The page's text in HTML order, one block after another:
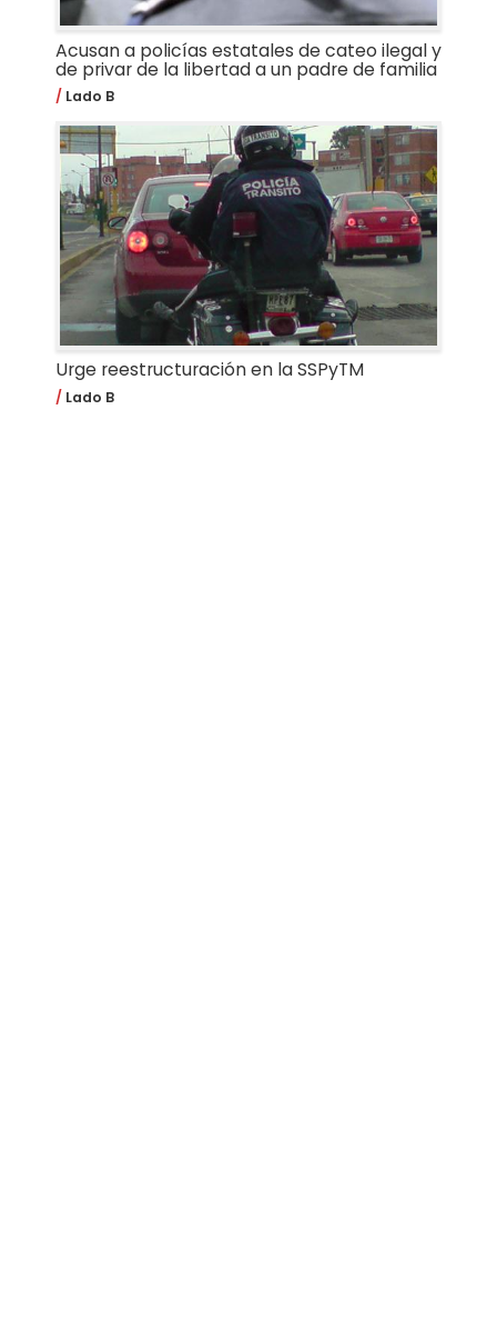
Acusan a policías estatales de cateo ilegal y
de privar de la libertad a un padre de familia
Lado B
Urge reestructuración en la SSPyTM
Lado B